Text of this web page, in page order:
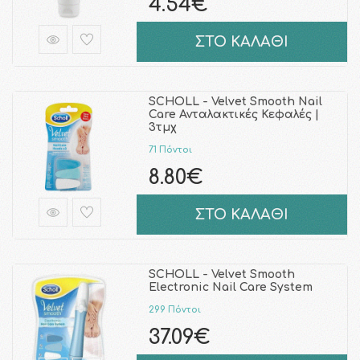
ΣΤΟ ΚΑΛΑΘΙ
SCHOLL - Velvet Smooth Nail
Care Ανταλακτικές Κεφαλές |
3τμχ
71 Πόντοι
8.80€
ΣΤΟ ΚΑΛΑΘΙ
SCHOLL - Velvet Smooth
Electronic Nail Care System
299 Πόντοι
37.09€